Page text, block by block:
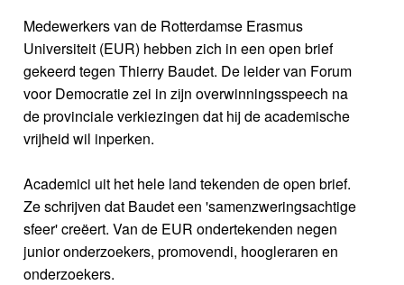
Medewerkers van de Rotterdamse Erasmus
Universiteit (EUR) hebben zich in een open brief
gekeerd tegen Thierry Baudet. De leider van Forum
voor Democratie zei in zijn overwinningsspeech na
de provinciale verkiezingen dat hij de academische
vrijheid wil inperken.
Academici uit het hele land tekenden de open brief.
Ze schrijven dat Baudet een 'samenzweringsachtige
sfeer' creëert. Van de EUR ondertekenden negen
junior onderzoekers, promovendi, hoogleraren en
onderzoekers.